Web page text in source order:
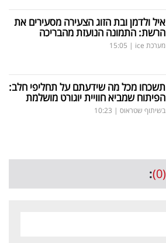
איל ולדמן ובת הזוג הצעירה מסעירים את
הרשת: התמונה הנועזת מהבריכה
מערכת ice |
15:05
תשכחו מכל מה שידעתם על תחליפי חלב:
הפיתוח שמביא חוויית יוגורט מושלמת
בשיתוף שטראוס |
10:23
(0)
: